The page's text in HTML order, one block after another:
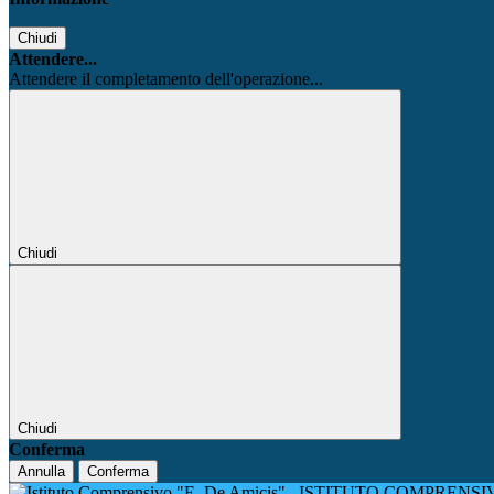
Chiudi
Attendere...
Attendere il completamento dell'operazione...
Chiudi
Chiudi
Conferma
Annulla Conferma